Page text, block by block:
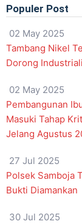
Populer Post
02 May 2025
Tambang Nikel
Dorong
02 May 2025
Pembangunan
Masuki Tahap
Jelang Agustus
27 Jul 2025
Polsek Samboja
Bukti Diamankan
30 Jul 2025